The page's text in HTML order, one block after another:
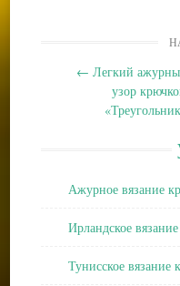
← Легкий
узор
Ажурное вязание
Ирландское
Тунисское вязание